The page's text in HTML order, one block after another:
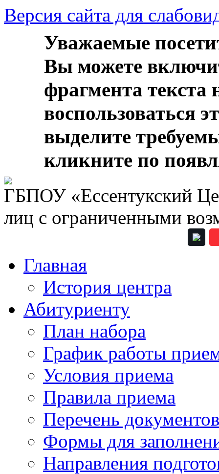
Версия сайта для
Уважаемые
Вы можете
фрагмента
воспользоваться
выделите
кликните по
ГБПОУ «Ессентукский
лиц с ограниченными
Главная
История центра
Абитуриенту
План набора
График работы
Условия приема
Правила приема
Перечень документов
Формы для
Направления